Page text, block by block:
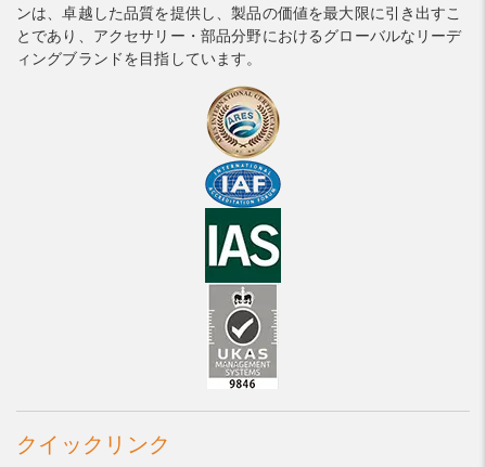
ンは、卓越した品質を提供し、製品の価値を最大限に引き出すこ
とであり、アクセサリー・部品分野におけるグローバルなリーデ
ィングブランドを目指しています。
クイックリンク